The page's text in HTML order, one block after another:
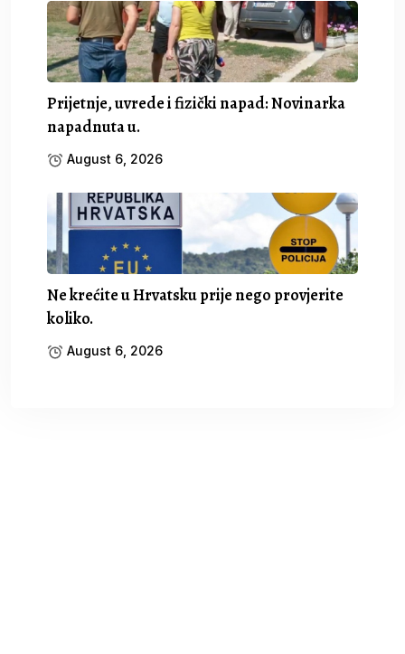
Prijetnje, uvrede i fizički napad: Novinarka
napadnuta u.
August 6, 2026
Ne krećite u Hrvatsku prije nego provjerite
koliko.
August 6, 2026